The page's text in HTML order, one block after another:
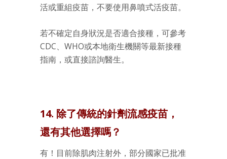
活或重組疫苗，不要使用鼻噴式活疫苗。
若不確定自身狀況是否適合接種，可參考
CDC、WHO或本地衛生機關等最新接種
指南，或直接諮詢醫生。
14. 除了傳統的針劑流感疫苗，
還有其他選擇嗎？
有！目前除肌肉注射外，部分國家已批准